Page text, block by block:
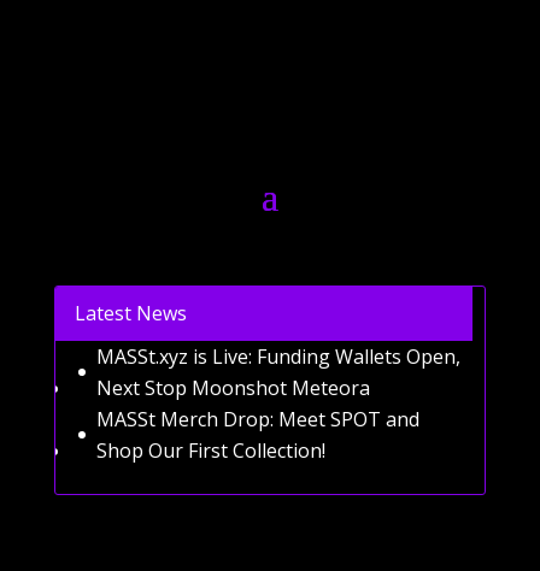
Latest News
MASSt.xyz is Live: Funding Wallets Open,
Next Stop Moonshot Meteora
MASSt Merch Drop: Meet SPOT and
Shop Our First Collection!